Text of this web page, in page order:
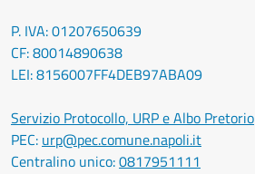
P. IVA: 01207650639
CF: 80014890638
LEI: 8156007FF4DEB97ABA09
Servizio Protocollo, URP e Albo Pretorio
PEC: urp@pec.comune.napoli.it
Centralino unico:0817951111